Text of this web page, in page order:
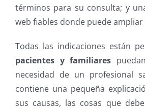
términos para su consulta; y
web fiables donde puede
Todas las indicaciones están
pacientes y familiares
necesidad de un profesional
contiene una pequeña
sus causas, las cosas que